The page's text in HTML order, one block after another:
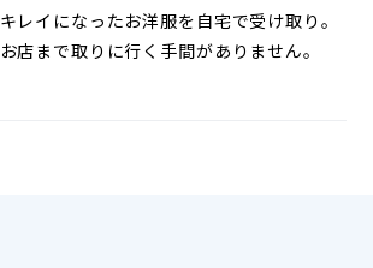
キレイになったお洋服を自宅で受け取り。
お店まで取りに行く手間がありません。